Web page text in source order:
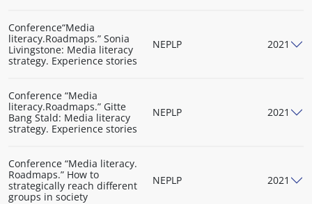
Conference“Media
literacy.Roadmaps.” Sonia
Livingstone: Media literacy
strategy. Experience stories
NEPLP 2021
Conference “Media
literacy.Roadmaps.” Gitte
Bang Stald: Media literacy
strategy. Experience stories
NEPLP 2021
Conference “Media literacy.
Roadmaps.” How to
strategically reach different
groups in society
NEPLP 2021